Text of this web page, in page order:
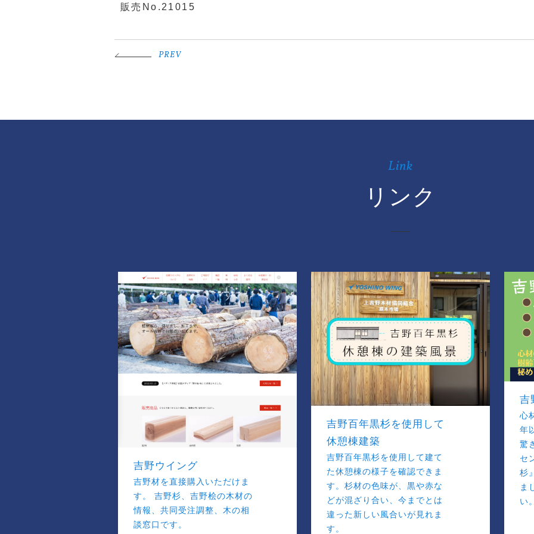
販売No.21015
PREV
Link
リンク
吉野ウイング
吉野材を直接購入いただけま
す。 吉野杉、吉野桧の木材の
情報、共同受注調整、木の相
談窓口です。
吉野百年黒杉を使用して
休憩棟建築
吉野百年黒杉を使用して建て
た休憩棟の様子を確認できま
す。杉材の色味が、黒や赤な
どが混ざり合い、今までとは
違った新しい風合いが見れま
す。
吉
心
年
驚
セ
杉
ま
い